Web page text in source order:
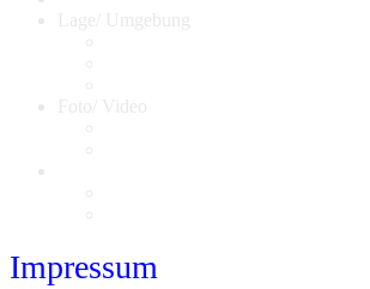
Impressum